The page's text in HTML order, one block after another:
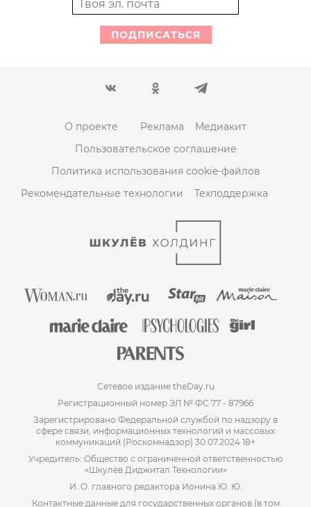
ПОДПИСАТЬСЯ
О проекте Реклама
Медиакит
Пользовательское соглашение
Политика использования cookie-файлов
Рекомендательные технологии
Техподдержка
Сетевое издание theDay.ru
Регистрационный номер ЭЛ № ФС 77 - 87966
Зарегистрировано Федеральной службой по надзору в
сфере связи, информационных технологий и массовых
коммуникаций (Роскомнадзор) 30.07.2024 18+
Учредитель: Общество с ограниченной ответственностью
«Шкулёв Диджитал Технологии»
И. О. главного редактора Ионина Ю. Ю.
Контактные данные для государственных органов (в том